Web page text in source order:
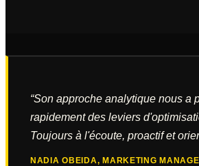
“Son approche analytique nous a
rapidement des leviers
Toujours à l'écoute, proactif et
NADIA OBEIDA,MARKETING